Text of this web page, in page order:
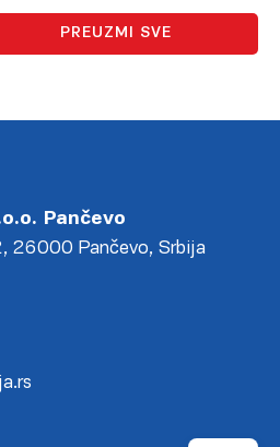
PREUZMI SVE
Pančevo
26000 Pančevo, Srbija